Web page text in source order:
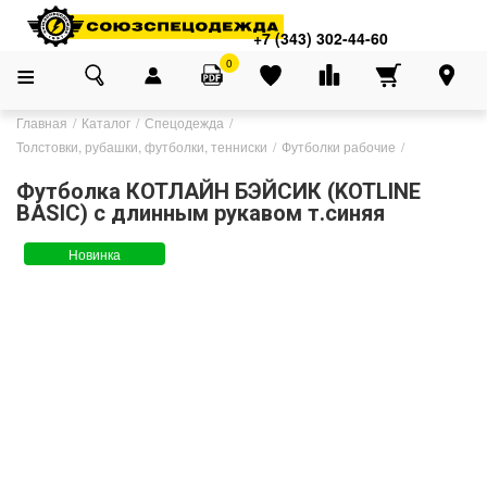
+7 (343) 302-44-60
0
Главная Каталог
Спецодежда
Толстовки, рубашки, футболки, тенниски
Футболки рабочие
Футболка КОТЛАЙН БЭЙСИК (KOTLINE
BASIC) с длинным рукавом т.синяя
Новинка